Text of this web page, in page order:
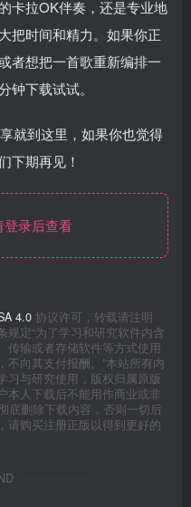
卡拉OK伴奏，还是专业地
把时间和精力。如果你正
者想把一首歌重新编排一
钟下载试试。
就到这里，如果你也觉得
下期再见！
录后查看
4.0 协议许可，转载请注明
定“为了学习和研究软件内含
传输或者存储软件等方式使用
向其支付报酬。”本站所有内
习与研究使用，版权归属原版
本人下载后不能用作商业或非
底删除下载内容，否则一切后
请购买注册正版以得到更好的